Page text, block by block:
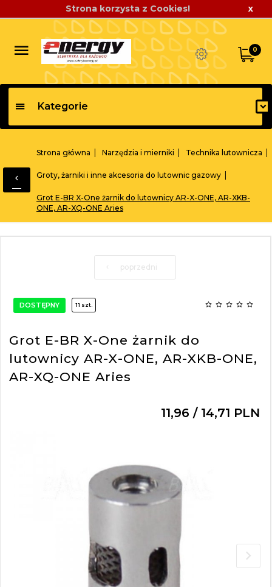
Strona korzysta z Cookies! x
0
Kategorie
Strona główna Narzędzia i mierniki Technika lutownicza
Groty, żarniki i inne akcesoria do lutownic gazowy
Grot E-BR X-One żarnik do lutownicy AR-X-ONE, AR-XKB-
ONE, AR-XQ-ONE Aries
poprzedni
DOSTĘPNY 11 szt.
Grot E-BR X-One żarnik do
lutownicy AR-X-ONE, AR-XKB-ONE,
AR-XQ-ONE Aries
11,96 / 14,71 PLN